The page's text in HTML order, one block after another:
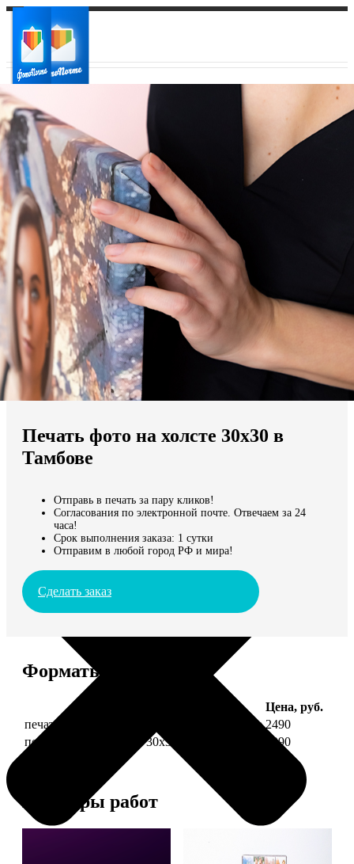
Ваш город:
Ваш регион доставки
Выберите из списка:
Мы доставляем по всему миру
Продолжить без города
Печать фото на холсте 30х30 в
Тамбове
Отправь в печать за пару кликов!
Согласования по электронной почте. Отвечаем за 24
часа!
Срок выполнения заказа: 1 сутки
Отправим в любой город РФ и мира!
Сделать заказ
Форматы и цены
Цена, руб.
печать фото на холсте 30х30 на подрамнике 2490
печать фото на холсте 30х30 в раме
4990
Примеры работ